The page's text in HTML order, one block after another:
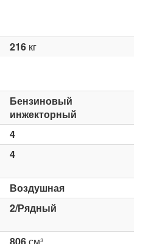
216 кг
Бензиновый
инжекторный
4
4
Воздушная
2/Рядный